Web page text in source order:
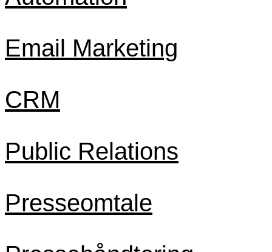
Email Marketing
CRM
Public Relations
Presseomtale